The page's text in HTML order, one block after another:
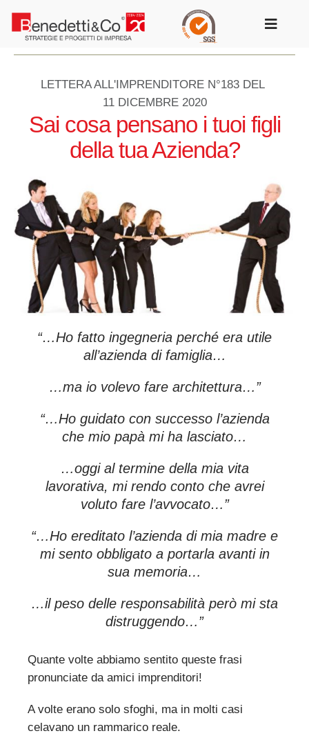
contenuto
Toggle
LETTERA ALL'IMPRENDITORE N°183 DEL
11 DICEMBRE 2020
Sai cosa pensano i tuoi figli
della tua Azienda?
“…Ho fatto ingegneria perché era utile
all’azienda di famiglia…
…ma io volevo fare architettura…”
“…Ho guidato con successo l’azienda
che mio papà mi ha lasciato…
…oggi al termine della mia vita
lavorativa, mi rendo conto che avrei
voluto fare l’avvocato…”
“…Ho ereditato l’azienda di mia madre e
mi sento obbligato a portarla avanti in
sua memoria…
…il peso delle responsabilità però mi sta
distruggendo…”
Quante volte abbiamo sentito queste frasi
pronunciate da amici imprenditori!
A volte erano solo sfoghi, ma in molti casi
celavano un rammarico reale.